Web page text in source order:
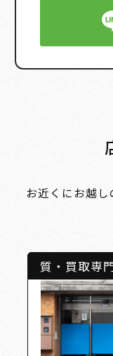
お近くにお越し
質・買取専